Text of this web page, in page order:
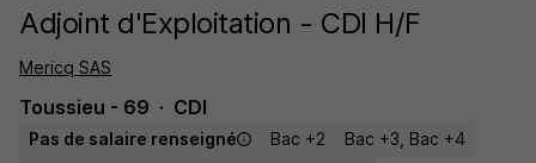
Adjoint d'Exploitation - CDI H/F
Mericq SAS
Toussieu - 69 CDI
Pas de salaire renseigné Bac +2
Bac +3, Bac +4